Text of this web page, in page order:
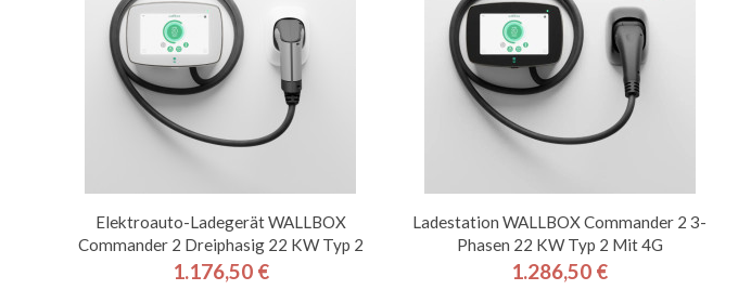
Elektroauto-Ladegerät WALLBOX
Commander 2 Dreiphasig 22 KW Typ 2
Preis
1.176,50 €
Ladestation WALLBOX Commander 2 3-
Phasen 22 KW Typ 2 Mit 4G
Preis
1.286,50 €